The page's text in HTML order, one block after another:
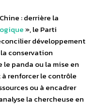
: derrière la
», le Parti
développement
conservation
le panda ou la mise en
renforcer le contrôle
ou à encadrer
la chercheuse en